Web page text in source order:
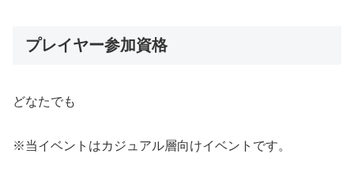
プレイヤー参加資格
どなたでも
※当イベントはカジュアル層向けイベントです。